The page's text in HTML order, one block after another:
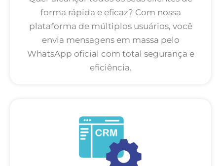
forma rápida e eficaz? Com nossa
plataforma de múltiplos usuários, você
envia mensagens em massa pelo
WhatsApp oficial com total segurança e
eficiência.